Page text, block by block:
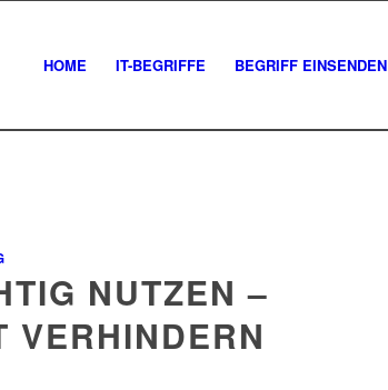
HOME IT-BEGRIFFE BEGRIFF EINSENDEN
NUTZEN –
VERHINDERN